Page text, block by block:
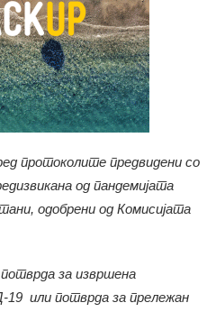
протоколите предвидени со
од пандемијата
одобрени од Комисијата
за извршена
или потврда за прележан